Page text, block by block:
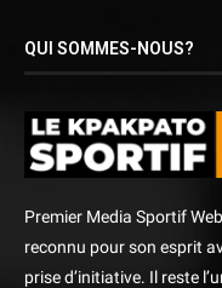
QUI SOMMES-NOUS?
Premier Media Sportif
reconnu pour son esprit
prise d’initiative. Il reste